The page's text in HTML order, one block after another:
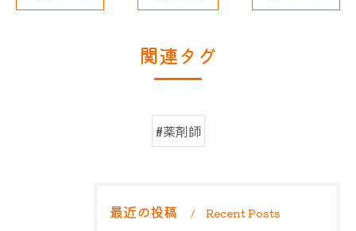
関連タグ
#薬剤師
最近の投稿 Recent Posts